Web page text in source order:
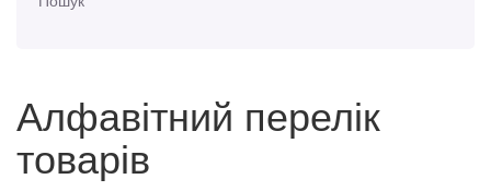
Алфавітний перелік
товарів